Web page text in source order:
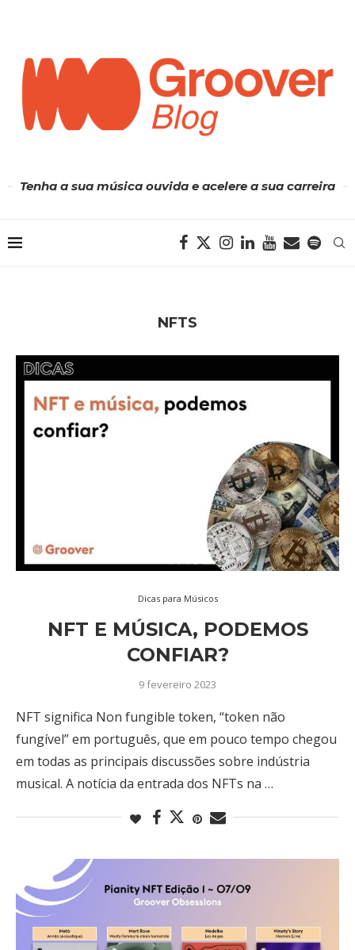
Tenha a sua música ouvida e acelere a sua carreira
NFTS
Dicas para Músicos
NFT E MÚSICA, PODEMOS
CONFIAR?
9 fevereiro 2023
NFT significa Non fungible token, “token não
fungível” em português, que em pouco tempo chegou
em todas as principais discussões sobre indústria
musical. A notícia da entrada dos NFTs na …